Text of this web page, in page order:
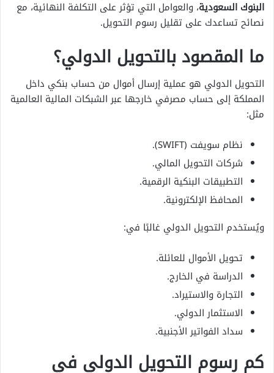
البنوك السعودية، والعوامل التي تؤثر على التكلفة النهائية، مع
نصائح تساعدك على تقليل رسوم التحويل.
ما المقصود بالتحويل الدولي؟
التحويل الدولي هو عملية إرسال أموال من حساب بنكي داخل
المملكة إلى حساب مصرفي خارجها عبر الشبكات المالية العالمية
مثل:
نظام سويفت (SWIFT).
شركات التحويل المالي.
التطبيقات البنكية الرقمية.
المحافظ الإلكترونية.
ويُستخدم التحويل الدولي غالبًا في:
تحويل الأموال للعائلة.
الدراسة في الخارج.
التجارة والاستيراد.
الاستثمار الدولي.
سداد الفواتير الأجنبية.
كم رسوم التحويل الدولي في